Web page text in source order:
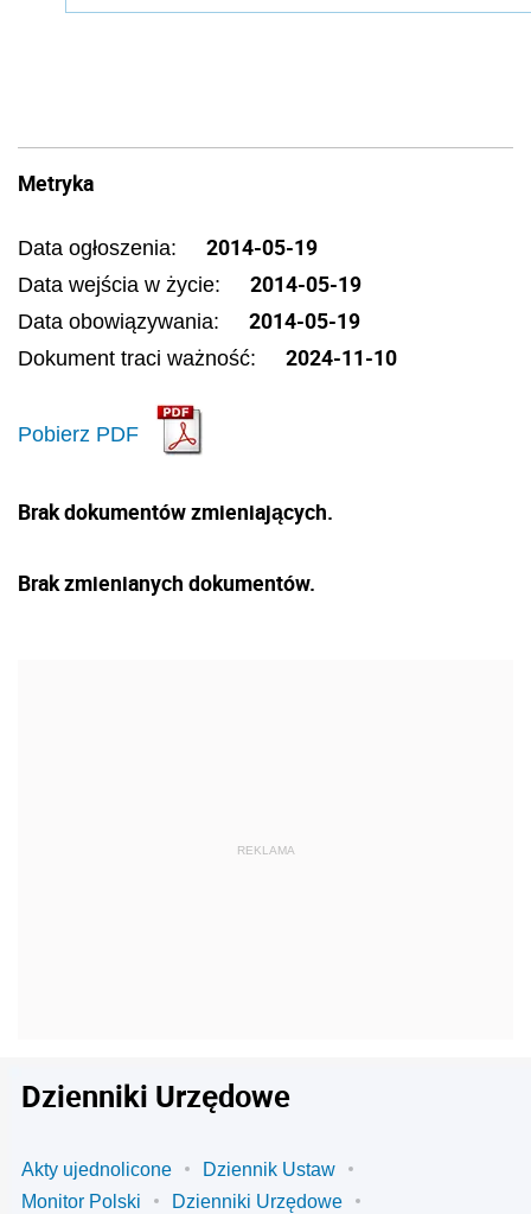
Metryka
Data ogłoszenia: 2014-05-19
Data wejścia w życie: 2014-05-19
Data obowiązywania: 2014-05-19
Dokument traci ważność: 2024-11-10
Pobierz PDF
Brak dokumentów zmieniających.
Brak zmienianych dokumentów.
Dzienniki Urzędowe
Akty ujednolicone
Dziennik Ustaw
Monitor Polski
Dzienniki Urzędowe